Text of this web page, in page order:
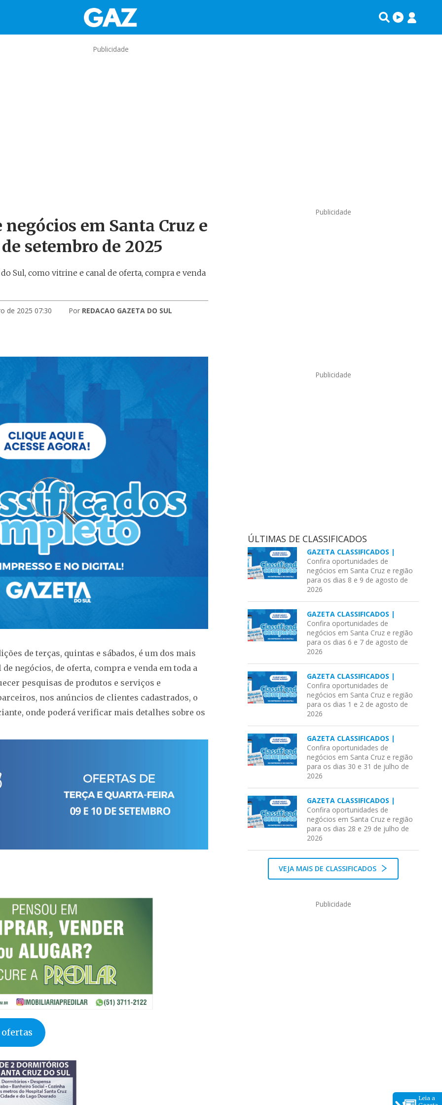
Leia a
Publicidade
em Santa Cruz e
setembro de 2025
Sul, como vitrine e canal de oferta, compra e venda
de 2025 07:30 Por REDACAO GAZETA DO SUL
de terças, quintas e sábados, é um dos mais
negócios, de oferta, compra e venda em toda a
pesquisas de produtos e serviços e
nos anúncios de clientes cadastrados, o
onde poderá verificar mais detalhes sobre os
Publicidade
Publicidade
ÚLTIMAS DE CLASSIFICADOS
GAZETA CLASSIFICADOS |
Confira oportunidades de
negócios em Santa Cruz e região
para os dias 8 e 9 de agosto de
2026
GAZETA CLASSIFICADOS |
Confira oportunidades de
negócios em Santa Cruz e região
para os dias 6 e 7 de agosto de
2026
GAZETA CLASSIFICADOS |
Confira oportunidades de
negócios em Santa Cruz e região
para os dias 1 e 2 de agosto de
2026
GAZETA CLASSIFICADOS |
Confira oportunidades de
negócios em Santa Cruz e região
para os dias 30 e 31 de julho de
2026
GAZETA CLASSIFICADOS |
Confira oportunidades de
negócios em Santa Cruz e região
para os dias 28 e 29 de julho de
2026
VEJA MAIS DE CLASSIFICADOS
Publicidade